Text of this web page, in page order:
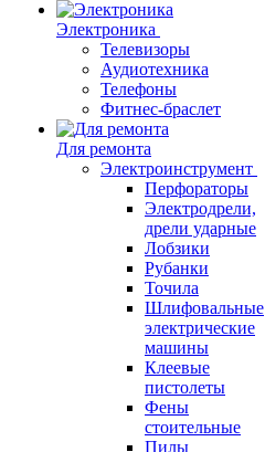
Электроника
Телевизоры
Аудиотехника
Телефоны
Фитнес-браслет
Для ремонта
Электроинструмент
Перфораторы
Электродрели,
дрели ударные
Лобзики
Рубанки
Точила
Шлифовальные
электрические
машины
Клеевые
пистолеты
Фены
стоительные
Пилы